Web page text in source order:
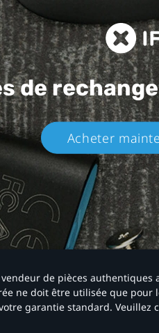
de
Acheter
de pièces
ne doit être utilisée que
garantie standard. Veuillez